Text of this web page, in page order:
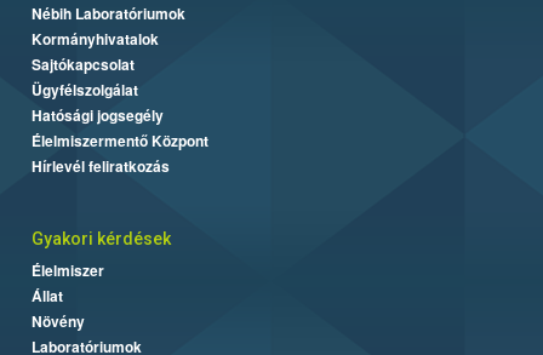
Nébih Laboratóriumok
Kormányhivatalok
Sajtókapcsolat
Ügyfélszolgálat
Hatósági jogsegély
Élelmiszermentő Központ
Hírlevél feliratkozás
Gyakori kérdések
Élelmiszer
Állat
Növény
Laboratóriumok